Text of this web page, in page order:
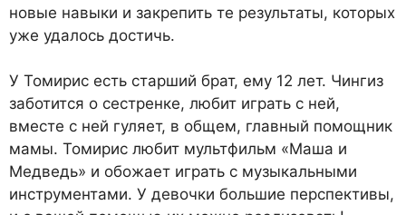
новые навыки и закрепить те результаты, которых
уже удалось достичь.
У Томирис есть старший брат, ему 12 лет. Чингиз
заботится о сестренке, любит играть с ней,
вместе с ней гуляет, в общем, главный помощник
мамы. Томирис любит мультфильм «Маша и
Медведь» и обожает играть с музыкальными
инструментами. У девочки большие перспективы,